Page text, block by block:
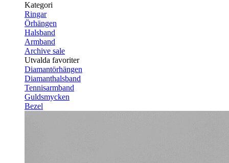
Kategori
Ringar
Örhängen
Halsband
Armband
Archive sale
Utvalda favoriter
Diamantörhängen
Diamanthalsband
Tennisarmband
Guldsmycken
Bezel